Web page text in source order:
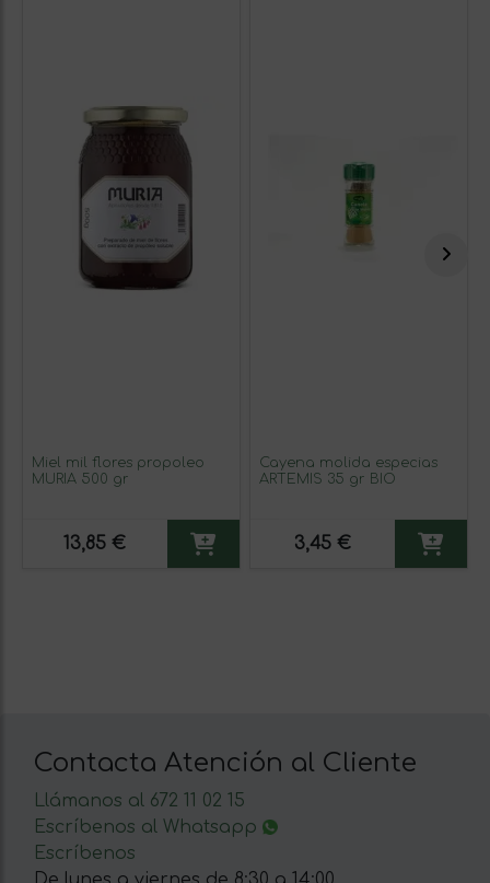
Miel mil flores propoleo
MURIA 500 gr
13,85 €
Cayena molida especias
ARTEMIS 35 gr BIO
3,45 €
Contacta Atención al Cliente
Llámanos al 672 11 02 15
Escríbenos al Whatsapp
Escríbenos